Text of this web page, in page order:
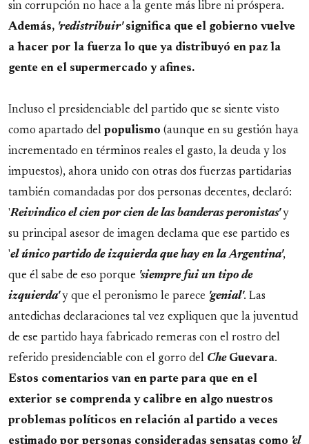
sin corrupción no hace a la gente más libre ni próspera.
Además, 'redistribuir'significa que el gobierno vuelve
a hacer por la fuerza lo que ya distribuyó en paz la
gente en el supermercado y afines.
Incluso el presidenciable del partido que se siente visto
como apartado del populismo (aunque en su gestión haya
incrementado en términos reales el gasto, la deuda y los
impuestos), ahora unido con otras dos fuerzas partidarias
también comandadas por dos personas decentes, declaró:
'Reivindico el cien por cien de las banderas peronistas'y
su principal asesor de imagen declama que ese partido es
'el único partido de izquierda que hay en la Argentina',
que él sabe de eso porque 'siempre fui un tipo de
izquierda'y que el peronismo le parece 'genial'. Las
antedichas declaraciones tal vez expliquen que la juventud
de ese partido haya fabricado remeras con el rostro del
referido presidenciable con el gorro del CheGuevara.
Estos comentarios van en parte para que en el
exterior se comprenda y calibre en algo nuestros
problemas políticos en relación al partido a veces
estimado por personas consideradas sensatas como 'el